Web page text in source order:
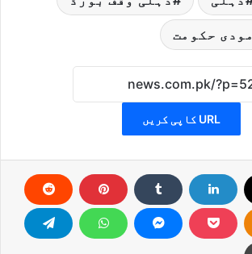
مودی حکومت
URL کاپی کریں